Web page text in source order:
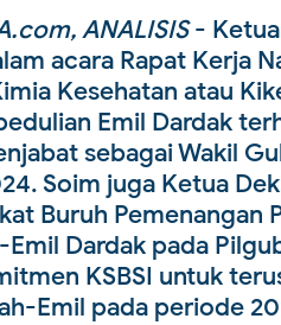
ANALISIS- Ketua
acara Rapat Kerja
Kesehatan atau
Emil Dardak
sebagai Wakil
Soim juga Ketua
Buruh Pemenangan
Dardak pada
KSBSI untuk
Emil pada periode